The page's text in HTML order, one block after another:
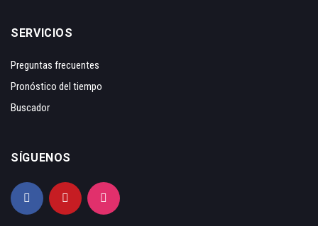
SERVICIOS
Preguntas frecuentes
Pronóstico del tiempo
Buscador
SÍGUENOS